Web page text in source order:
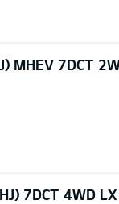
MHEV 7DCT
7DCT 4WD